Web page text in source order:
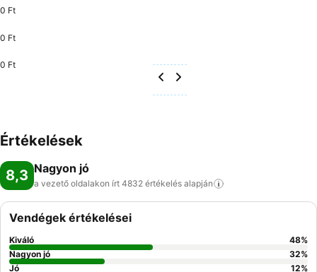
tér és Zamora arénája körülbelül 400 méterre találhatók. Salamanca
0 Ft
0 Ft
0 Ft
Értékelések
8,3 Nagyon jó
a vezető oldalakon írt 4832 értékelés alapján
Vendégek értékelései
Kiváló 48%
Nagyon jó
32%
Jó
12%